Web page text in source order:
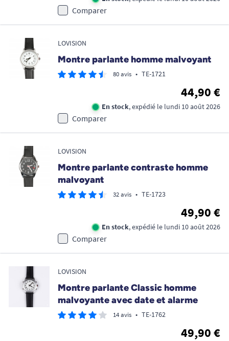
Comparer
LOVISION
Montre parlante homme malvoyant
80 avis • TE-1721
44,90 €
En stock, expédié le lundi 10 août 2026
Comparer
LOVISION
Montre parlante contraste homme
malvoyant
32 avis • TE-1723
49,90 €
En stock, expédié le lundi 10 août 2026
Comparer
LOVISION
Montre parlante Classic homme
malvoyante avec date et alarme
14 avis • TE-1762
49,90 €